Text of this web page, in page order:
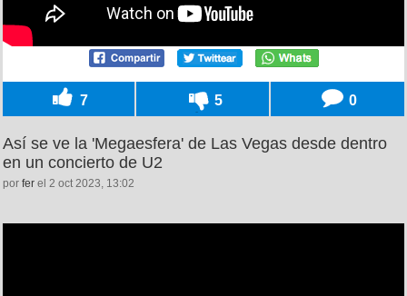
7 5 0
Así se ve la 'Megaesfera' de Las Vegas desde dentro
en un concierto de U2
por fer el 2 oct 2023, 13:02